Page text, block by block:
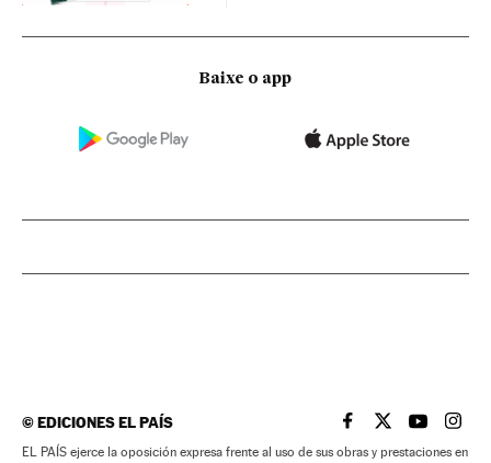
Baixe o app
©EDICIONES EL PAÍS EL PAÍS BRASIL EN
EL PAÍSEL PAÍS
EL
EL PAÍS ejerce la oposición expresa frente al uso de sus obras y prestaciones en